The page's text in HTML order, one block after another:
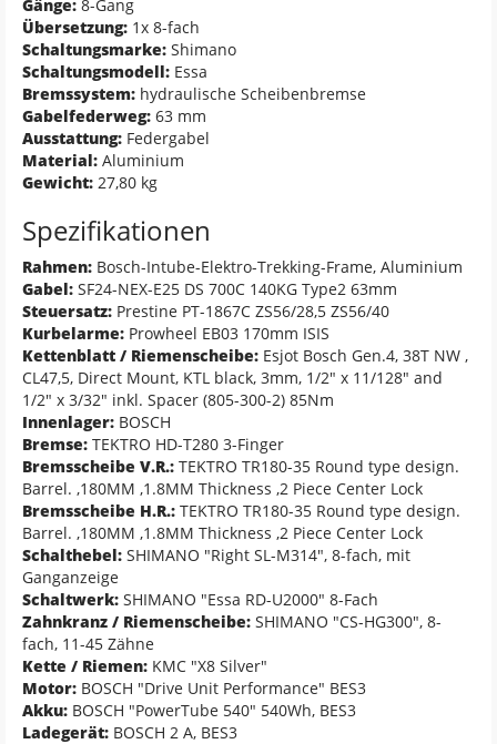
Gänge: 8-Gang
Übersetzung: 1x 8-fach
Schaltungsmarke: Shimano
Schaltungsmodell: Essa
Bremssystem: hydraulische Scheibenbremse
Gabelfederweg: 63 mm
Ausstattung: Federgabel
Material: Aluminium
Gewicht: 27,80 kg
Spezifikationen
Rahmen: Bosch-Intube-Elektro-Trekking-Frame, Aluminium
Gabel: SF24-NEX-E25 DS 700C 140KG Type2 63mm
Steuersatz: Prestine PT-1867C ZS56/28,5 ZS56/40
Kurbelarme: Prowheel EB03 170mm ISIS
Kettenblatt / Riemenscheibe: Esjot Bosch Gen.4, 38T NW ,
CL47,5, Direct Mount, KTL black, 3mm, 1/2" x 11/128" and
1/2" x 3/32" inkl. Spacer (805-300-2) 85Nm
Innenlager: BOSCH
Bremse: TEKTRO HD-T280 3-Finger
Bremsscheibe V.R.: TEKTRO TR180-35 Round type design.
Barrel. ,180MM ,1.8MM Thickness ,2 Piece Center Lock
Bremsscheibe H.R.: TEKTRO TR180-35 Round type design.
Barrel. ,180MM ,1.8MM Thickness ,2 Piece Center Lock
Schalthebel: SHIMANO "Right SL-M314", 8-fach, mit
Ganganzeige
Schaltwerk: SHIMANO "Essa RD-U2000" 8-Fach
Zahnkranz / Riemenscheibe: SHIMANO "CS-HG300", 8-
fach, 11-45 Zähne
Kette / Riemen: KMC "X8 Silver"
Motor: BOSCH "Drive Unit Performance" BES3
Akku: BOSCH "PowerTube 540" 540Wh, BES3
Ladegerät: BOSCH 2 A, BES3